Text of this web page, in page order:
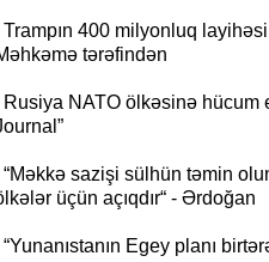
400 milyonluq
tərəfindən
NATO ölkəsinə hücum
sazişi sülhün təmin
üçün açıqdır“ - Ərdoğan
Egey planı